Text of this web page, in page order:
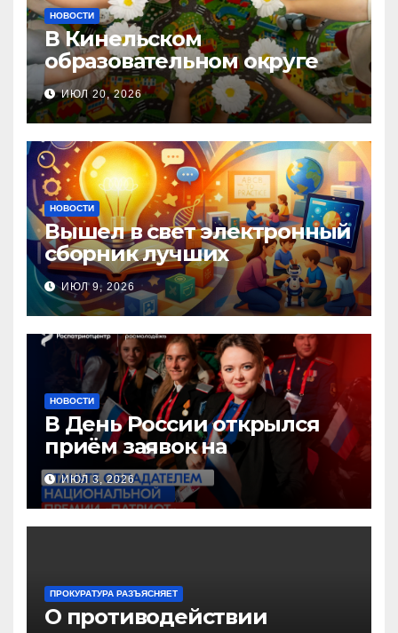
НОВОСТИ
В Кинельском
образовательном округе
прошла Неделя правовой
помощи, посвящённая Дню
семьи, любви и верности
ИЮЛ 20, 2026
НОВОСТИ
Вышел в свет электронный
сборник лучших
инновационных практик
педагогов дошкольного
образования!
ИЮЛ 9, 2026
НОВОСТИ
В День России открылся
приём заявок на
Национальную премию
«Патриот»
ИЮЛ 3, 2026
ПРОКУРАТУРА РАЗЪЯСНЯЕТ
О противодействии